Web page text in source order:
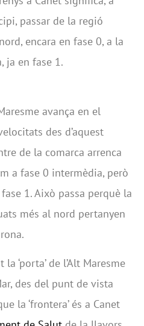
passar de la regió
encara en fase 0, a la
ja en fase 1.
avança en el
des d’aquest
de la comarca arrenca
a fase 0 intermèdia, però
1. Això passa perquè la
més al nord pertanyen
‘porta’ de l’Alt Maresme
des del punt de vista
la ‘frontera’ és a Canet